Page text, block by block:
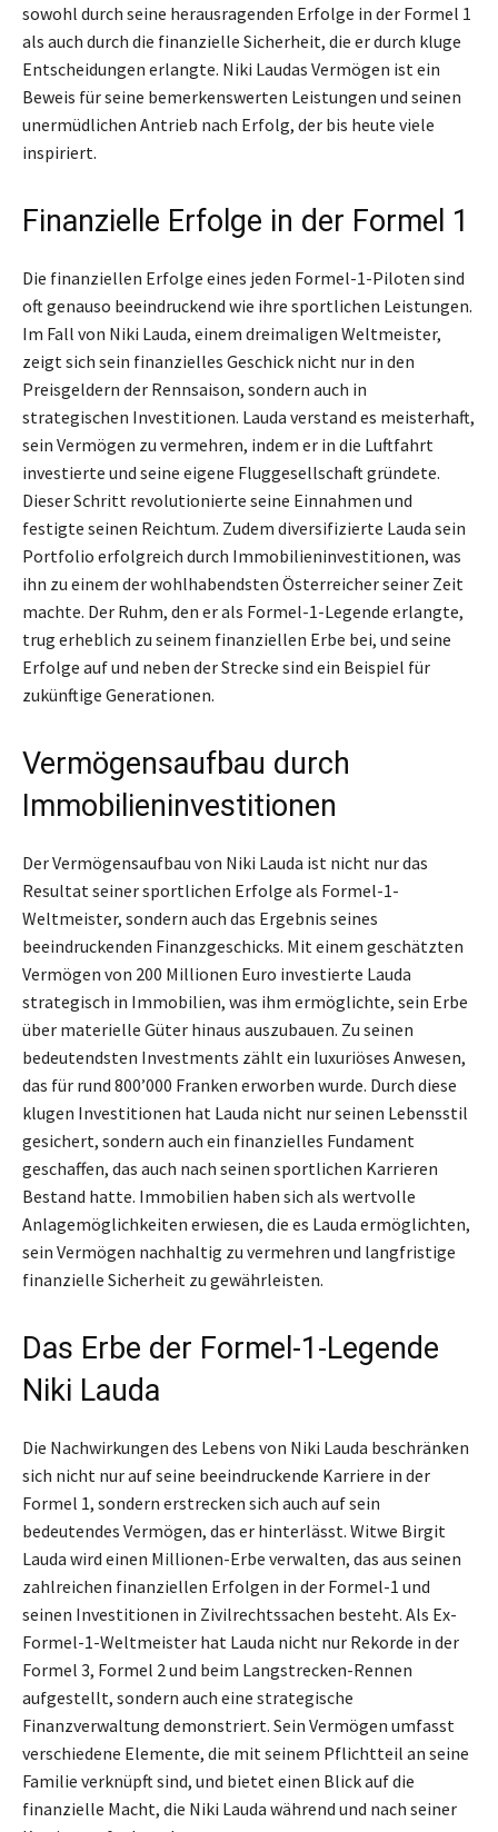
sowohl durch seine herausragenden Erfolge in der Formel 1
als auch durch die finanzielle Sicherheit, die er durch kluge
Entscheidungen erlangte. Niki Laudas Vermögen ist ein
Beweis für seine bemerkenswerten Leistungen und seinen
unermüdlichen Antrieb nach Erfolg, der bis heute viele
inspiriert.
Finanzielle Erfolge in der Formel 1
Die finanziellen Erfolge eines jeden Formel-1-Piloten sind
oft genauso beeindruckend wie ihre sportlichen Leistungen.
Im Fall von Niki Lauda, einem dreimaligen Weltmeister,
zeigt sich sein finanzielles Geschick nicht nur in den
Preisgeldern der Rennsaison, sondern auch in
strategischen Investitionen. Lauda verstand es meisterhaft,
sein Vermögen zu vermehren, indem er in die Luftfahrt
investierte und seine eigene Fluggesellschaft gründete.
Dieser Schritt revolutionierte seine Einnahmen und
festigte seinen Reichtum. Zudem diversifizierte Lauda sein
Portfolio erfolgreich durch Immobilieninvestitionen, was
ihn zu einem der wohlhabendsten Österreicher seiner Zeit
machte. Der Ruhm, den er als Formel-1-Legende erlangte,
trug erheblich zu seinem finanziellen Erbe bei, und seine
Erfolge auf und neben der Strecke sind ein Beispiel für
zukünftige Generationen.
Vermögensaufbau durch
Immobilieninvestitionen
Der Vermögensaufbau von Niki Lauda ist nicht nur das
Resultat seiner sportlichen Erfolge als Formel-1-
Weltmeister, sondern auch das Ergebnis seines
beeindruckenden Finanzgeschicks. Mit einem geschätzten
Vermögen von 200 Millionen Euro investierte Lauda
strategisch in Immobilien, was ihm ermöglichte, sein Erbe
über materielle Güter hinaus auszubauen. Zu seinen
bedeutendsten Investments zählt ein luxuriöses Anwesen,
das für rund 800’000 Franken erworben wurde. Durch diese
klugen Investitionen hat Lauda nicht nur seinen Lebensstil
gesichert, sondern auch ein finanzielles Fundament
geschaffen, das auch nach seinen sportlichen Karrieren
Bestand hatte. Immobilien haben sich als wertvolle
Anlagemöglichkeiten erwiesen, die es Lauda ermöglichten,
sein Vermögen nachhaltig zu vermehren und langfristige
finanzielle Sicherheit zu gewährleisten.
Das Erbe der Formel-1-Legende
Niki Lauda
Die Nachwirkungen des Lebens von Niki Lauda beschränken
sich nicht nur auf seine beeindruckende Karriere in der
Formel 1, sondern erstrecken sich auch auf sein
bedeutendes Vermögen, das er hinterlässt. Witwe Birgit
Lauda wird einen Millionen-Erbe verwalten, das aus seinen
zahlreichen finanziellen Erfolgen in der Formel-1 und
seinen Investitionen in Zivilrechtssachen besteht. Als Ex-
Formel-1-Weltmeister hat Lauda nicht nur Rekorde in der
Formel 3, Formel 2 und beim Langstrecken-Rennen
aufgestellt, sondern auch eine strategische
Finanzverwaltung demonstriert. Sein Vermögen umfasst
verschiedene Elemente, die mit seinem Pflichtteil an seine
Familie verknüpft sind, und bietet einen Blick auf die
finanzielle Macht, die Niki Lauda während und nach seiner